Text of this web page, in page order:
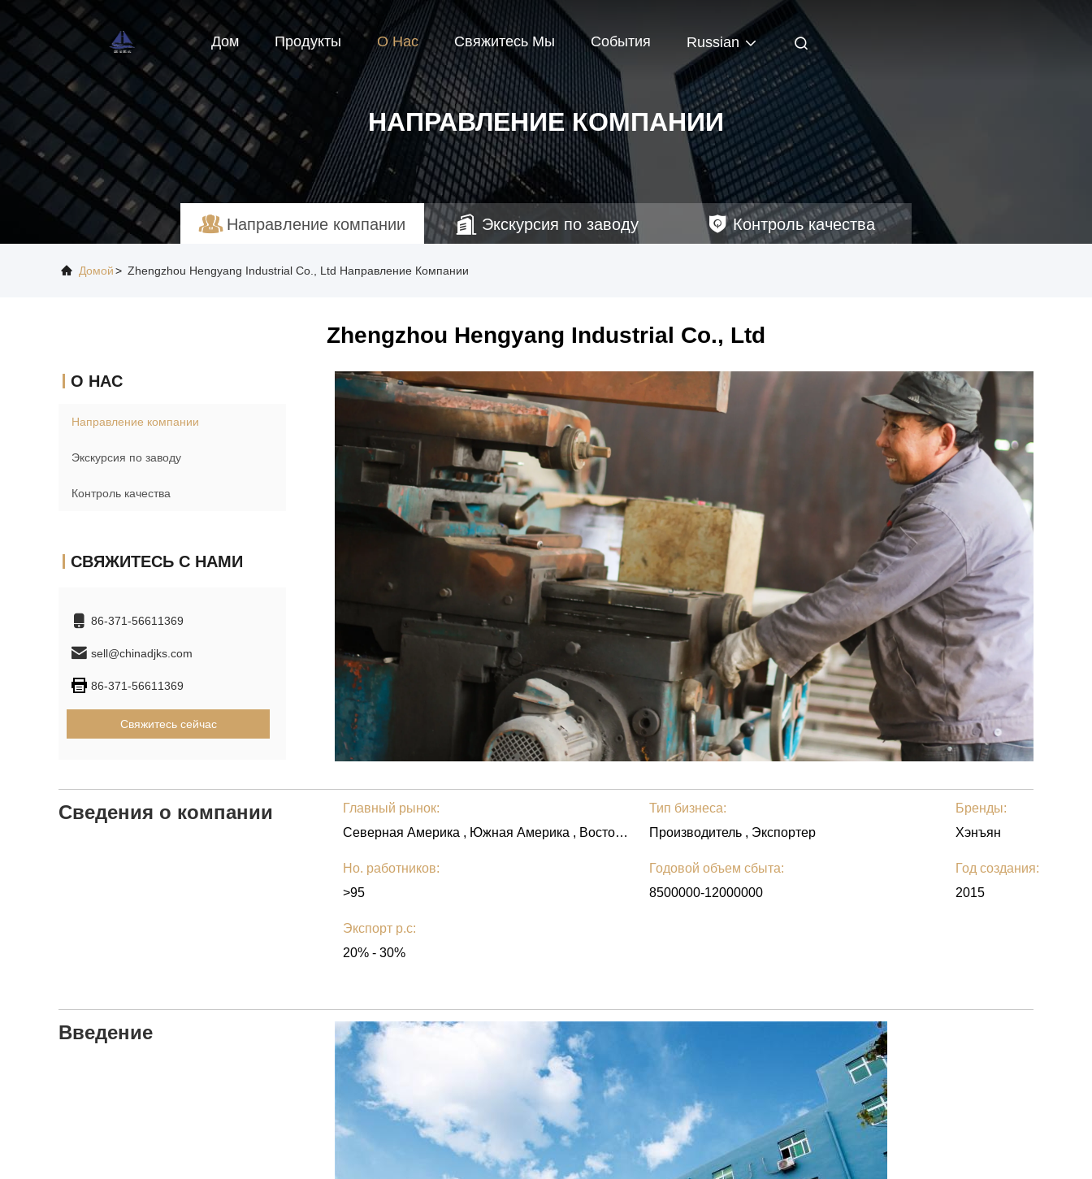
Дом Продукты О Нас Свяжитесь Мы События Russian
НАПРАВЛЕНИЕ КОМПАНИИ
Направление компании Экскурсия по заводу Контроль качества
Домой> Zhengzhou Hengyang Industrial Co., Ltd Направление Компании
Zhengzhou Hengyang Industrial Co., Ltd
О НАС
Направление компании
Экскурсия по заводу
Контроль качества
СВЯЖИТЕСЬ С НАМИ
86-371-56611369
sell@chinadjks.com
86-371-56611369
Свяжитесь сейчас
Сведения о компании
Главный рынок:
Северная Америка , Южная Америка , Восточной Европе , Восточной Азии , Юго-Восточная Азия , Средний Восток , Африка , Океания , Во всем мире
Тип бизнеса:
Производитель , Экспортер
Бренды:
Хэнъян
Но. работников:
>95
Годовой объем сбыта:
8500000-12000000
Год создания:
2015
Экспорт p.c:
20% - 30%
Введение